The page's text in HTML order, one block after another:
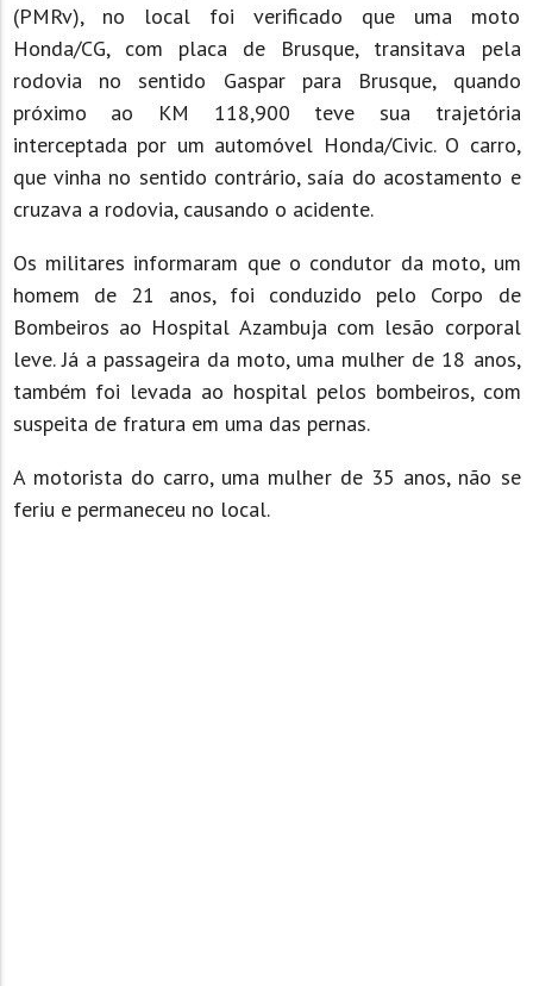
(PMRv), no local foi verificado que uma moto
Honda/CG, com placa de Brusque, transitava pela
rodovia no sentido Gaspar para Brusque, quando
próximo ao KM 118,900 teve sua trajetória
interceptada por um automóvel Honda/Civic. O carro,
que vinha no sentido contrário, saía do acostamento e
cruzava a rodovia, causando o acidente.
Os militares informaram que o condutor da moto, um
homem de 21 anos, foi conduzido pelo Corpo de
Bombeiros ao Hospital Azambuja com lesão corporal
leve. Já a passageira da moto, uma mulher de 18 anos,
também foi levada ao hospital pelos bombeiros, com
suspeita de fratura em uma das pernas.
A motorista do carro, uma mulher de 35 anos, não se
feriu e permaneceu no local.